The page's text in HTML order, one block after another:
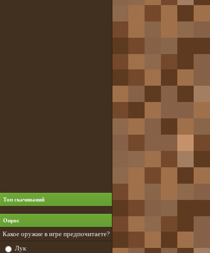
Топ скачиваний
Опрос
Какое оружие в игре предпочитаете?
Лук